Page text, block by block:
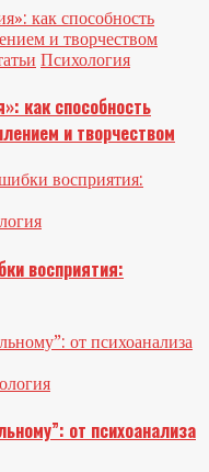
Психология
как способность
и творчеством
восприятия:
от психоанализа